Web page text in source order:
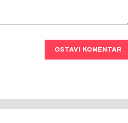
OSTAVI KOMENTAR